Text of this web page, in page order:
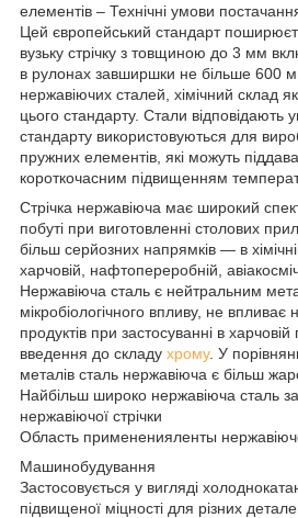
елементів – Технічні умови
Цей європейський стандарт
вузьку стрічку з товщиною до 3 мм
в рулонах завширшки не більше 600
нержавіючих сталей, хімічний склад
цього стандарту. Стали відповідають
стандарту використовуються для
пружних елементів, які можуть
короткочасним підвищенням
Стрічка нержавіюча має широкий
побуті при виготовленні столових
більш серйозних напрямків — в
харчовій, нафтопереробній,
Нержавіюча сталь є нейтральним
мікробіологічного впливу, не впливає
продуктів при застосуванні в харчовій
введення до складу хрому. У
металів сталь нержавіюча є більш
Найбільш широко нержавіюча сталь
нержавіючої стрічки
Область примененияленты
Машинобудування
Застосовується у вигляді
підвищеної міцності для різних